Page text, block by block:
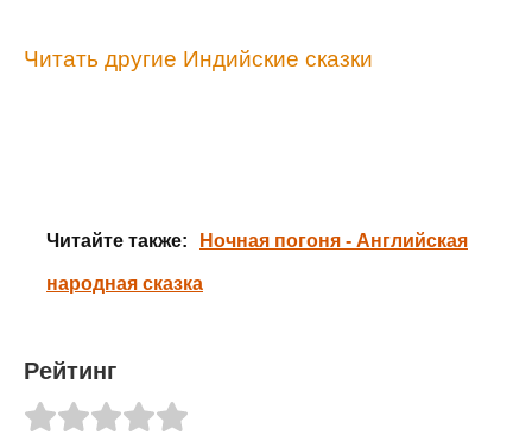
Читать другие Индийские сказки
Читайте также: Ночная погоня - Английская
народная сказка
Рейтинг